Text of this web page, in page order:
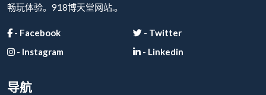
畅玩体验。918博天堂网站.。
- Facebook - Twitter
- Instagram - Linkedin
导航